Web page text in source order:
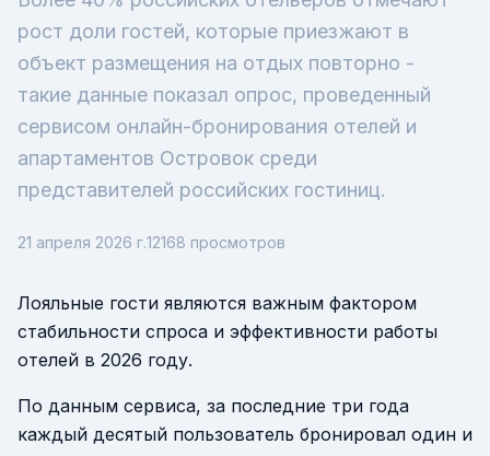
рост доли гостей, которые приезжают в
объект размещения на отдых повторно -
такие данные показал опрос, проведенный
сервисом онлайн-бронирования отелей и
апартаментов Островок среди
представителей российских гостиниц.
21 апреля 2026 г.12168 просмотров
Лояльные гости являются важным фактором
стабильности спроса и эффективности работы
отелей в 2026 году.
По данным сервиса, за последние три года
каждый десятый пользователь бронировал один и